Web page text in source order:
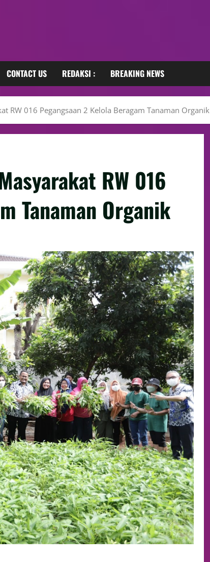
CONTACT US REDAKSI : BREAKING NEWS
RW 016 Pegangsaan 2 Kelola Beragam Tanaman Organik
RW 016
Tanaman Organik